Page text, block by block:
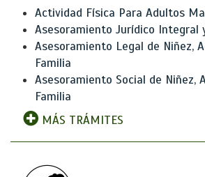
Actividad Física Para Adultos
Asesoramiento Jurídico Integral
Asesoramiento Legal de Niñez,
Familia
Asesoramiento Social de Niñez,
Familia
MÁS TRÁMITES